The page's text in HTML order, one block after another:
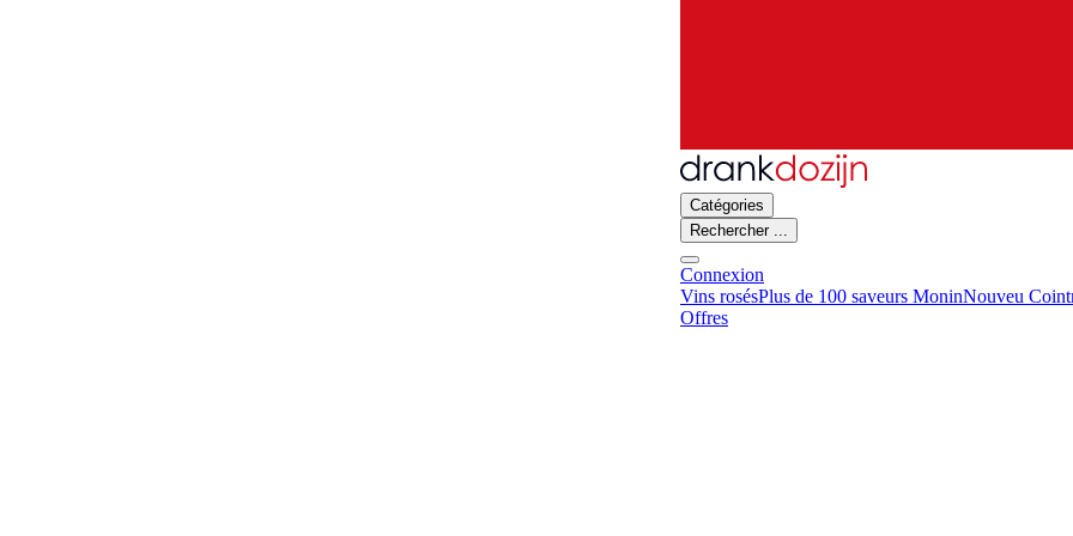
Catégories
Rechercher ...
Connexion
Vins rosésPlus de 100 saveurs MoninNouveu
Offres